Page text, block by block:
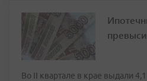
Во II квартале в крае выдали